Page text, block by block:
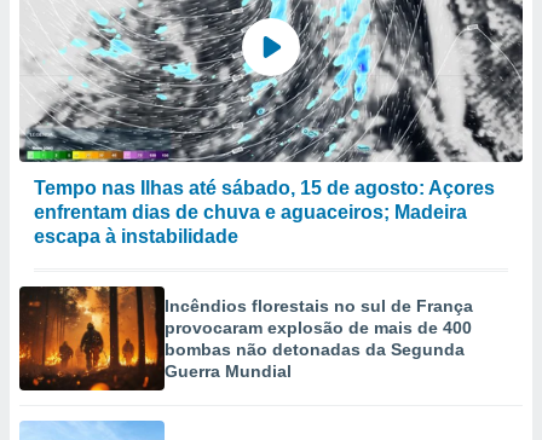
Tempo nas Ilhas até sábado, 15 de agosto: Açores
enfrentam dias de chuva e aguaceiros; Madeira
escapa à instabilidade
Incêndios florestais no sul de França
provocaram explosão de mais de 400
bombas não detonadas da Segunda
Guerra Mundial